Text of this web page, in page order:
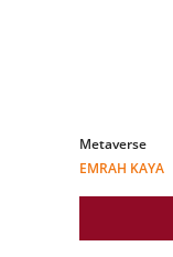
Metaverse
EMRAH KAYA